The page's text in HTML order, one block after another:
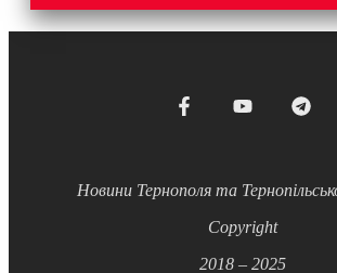
Новини Тернополя та
Copyright
2018 – 2025